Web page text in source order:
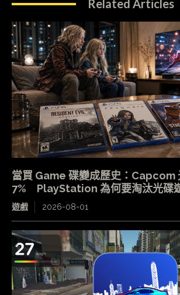
Related Articles
當買 Game 碟變成歷史：Capcom
7% PlayStation 為何要淘汰光碟
遊戲 2026-08-01